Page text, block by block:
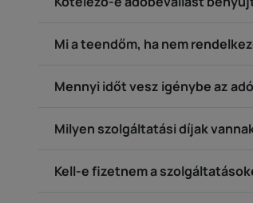
Mi a teendőm, ha nem
Mennyi időt vesz igénybe az
Milyen szolgáltatási díjak
Kell-e fizetnem a